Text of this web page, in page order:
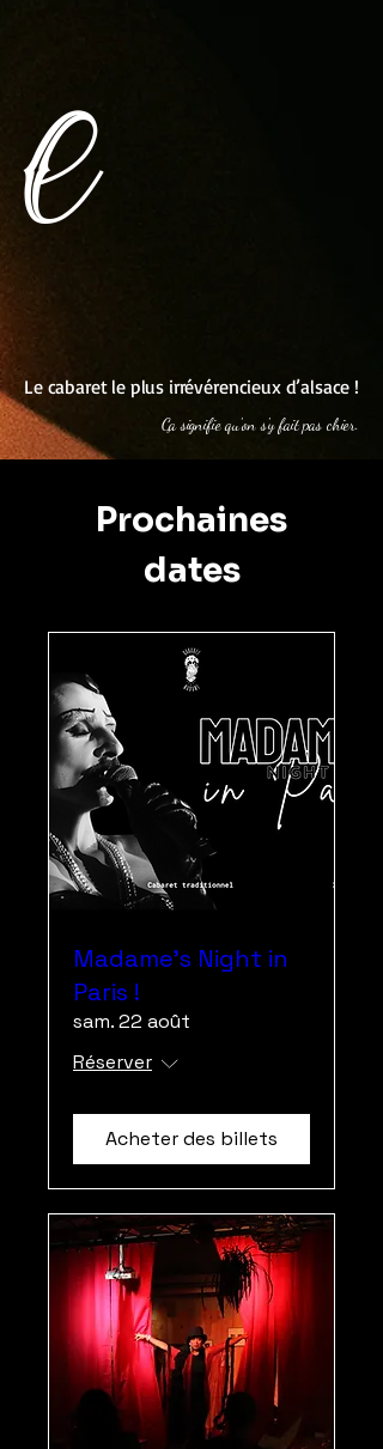
e
Le cabaret le plus irrévérencieux d’alsace !
Ça signifie qu'on s'y fait pas chier.
Prochaines
dates
Madame's Night in
Paris !
sam. 22 août
Réserver
Acheter des billets